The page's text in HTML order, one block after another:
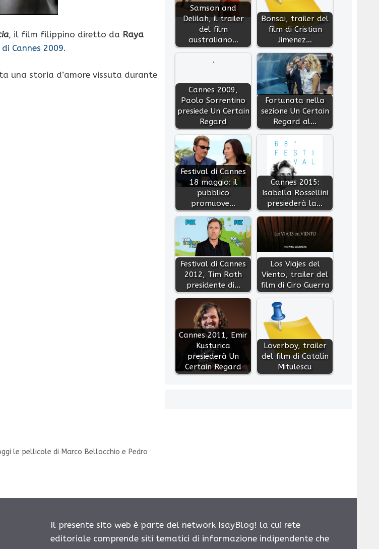
, il film filippino diretto da Raya
Cannes 2009.
una storia d’amore vissuta durante
le pellicole di Marco Bellocchio e Pedro
Samson and
Delilah, il trailer
del film
australiano…
Bonsai, trailer del
film di Cristian
Jimenez…
Cannes 2009,
Paolo Sorrentino
presiede Un Certain
Regard
Fortunata nella
sezione Un Certain
Regard al…
Festival di Cannes
18 maggio: il
pubblico
promuove…
Cannes 2015:
Isabella Rossellini
presiederà la…
Festival di Cannes
2012, Tim Roth
presidente di…
Los Viajes del
Viento, trailer del
film di Ciro Guerra
Cannes 2011, Emir
Kusturica
presiederà Un
Certain Regard
Loverboy, trailer
del film di Catalin
Mitulescu
Il presente sito web è parte del network IsayBlog! la cui rete
editoriale comprende siti tematici di informazione indipendente che